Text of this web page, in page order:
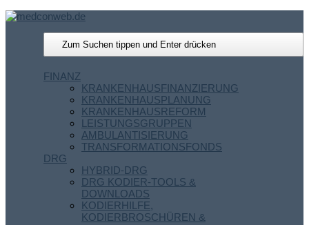
FINANZ
KRANKENHAUSFINANZIERUNG
KRANKENHAUSPLANUNG
KRANKENHAUSREFORM
LEISTUNGSGRUPPEN
AMBULANTISIERUNG
TRANSFORMATIONSFONDS
DRG
HYBRID-DRG
DRG KODIER-TOOLS &
DOWNLOADS
KODIERHILFE,
KODIERBROSCHÜREN &